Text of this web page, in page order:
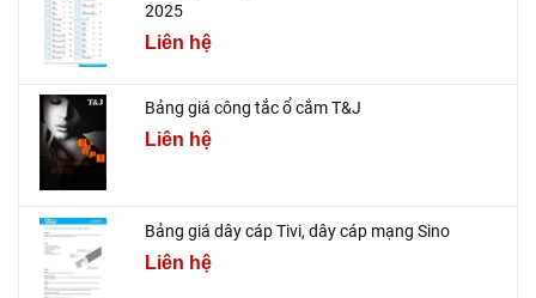
2025
Liên hệ
Bảng giá công tắc ổ cắm T&J
Liên hệ
Bảng giá dây cáp Tivi, dây cáp mạng Sino
Liên hệ